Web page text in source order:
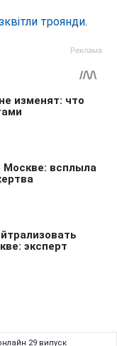
троянди.
29 випуск